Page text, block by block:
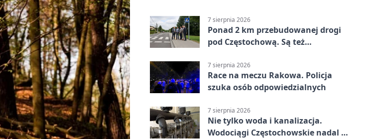
7 sierpnia 2026
Ponad 2 km przebudowanej drogi
pod Częstochową. Są też
7 sierpnia 2026
Race na meczu Rakowa. Policja
szuka osób odpowiedzialnych
7 sierpnia 2026
Nie tylko woda i kanalizacja.
Wodociągi Częstochowskie nadal w